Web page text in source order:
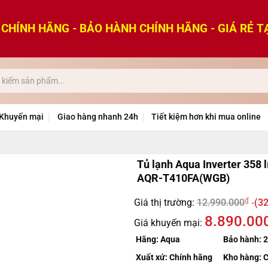
HÃNG - BẢO HÀNH CHÍNH HÃNG - GIÁ RẺ
Khuyến mại Giao hàng nhanh 24h Tiết kiệm hơn khi mua online
Tủ lạnh Aqua Inverter 358
AQR-T410FA(WGB)
Giá thị trường: 12.990.000₫
Giá khuyến mại:
Hãng: Aqua
Xuất xứ: Chính hãng
Bảo hành:
Kho hàng: